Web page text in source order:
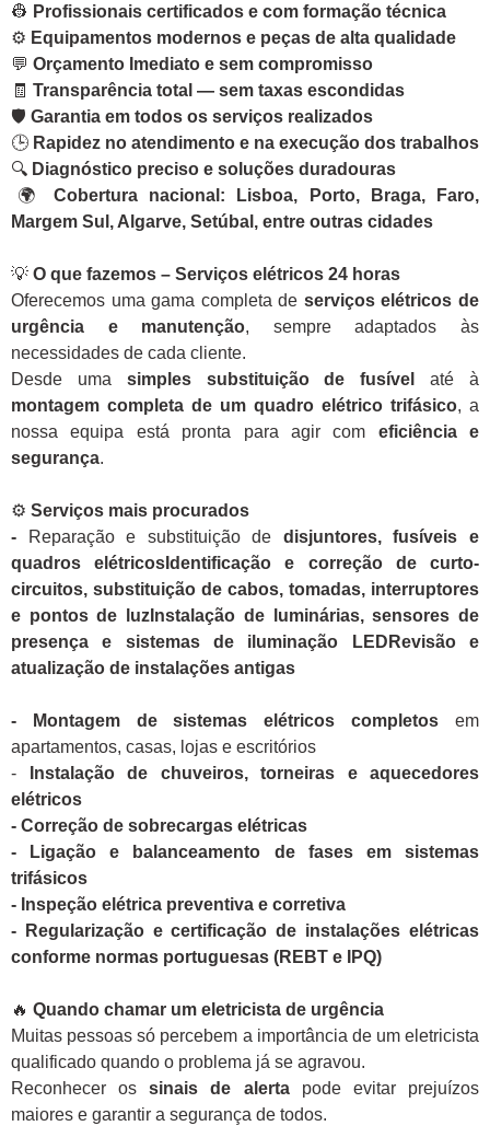
👷 Profissionais certificados e com formação técnica
⚙️ Equipamentos modernos e peças de alta qualidade
💬 Orçamento Imediato e sem compromisso
🧾 Transparência total — sem taxas escondidas
🛡️ Garantia em todos os serviços realizados
🕒 Rapidez no atendimento e na execução dos trabalhos
🔍 Diagnóstico preciso e soluções duradouras
🌍 Cobertura nacional: Lisboa, Porto, Braga, Faro,
Margem Sul, Algarve, Setúbal, entre outras cidades
💡 O que fazemos – Serviços elétricos 24 horas
Oferecemos uma gama completa de serviços elétricos de
urgência e manutenção, sempre adaptados às
necessidades de cada cliente.
Desde uma simples substituição de fusível
até à
montagem completa de um quadro elétrico trifásico, a
nossa equipa está pronta para agir com eficiência e
segurança.
⚙️ Serviços mais procurados
-
Reparação e substituição de disjuntores, fusíveis e
quadros elétricosIdentificação e correção de curto-
circuitos, substituição de cabos, tomadas, interruptores
e pontos de luzInstalação de luminárias, sensores de
presença e sistemas de iluminação LEDRevisão e
atualização de instalações antigas
- Montagem de sistemas elétricos completos em
apartamentos, casas, lojas e escritórios
-
Instalação de chuveiros, torneiras e aquecedores
elétricos
- Correção de sobrecargas elétricas
- Ligação e balanceamento de fases em sistemas
trifásicos
- Inspeção elétrica preventiva e corretiva
- Regularização e certificação de instalações elétricas
conforme normas portuguesas (REBT e IPQ)
🔥 Quando chamar um eletricista de urgência
Muitas pessoas só percebem a importância de um eletricista
qualificado quando o problema já se agravou.
Reconhecer ossinais de alertapode evitar prejuízos
maiores e garantir a segurança de todos.